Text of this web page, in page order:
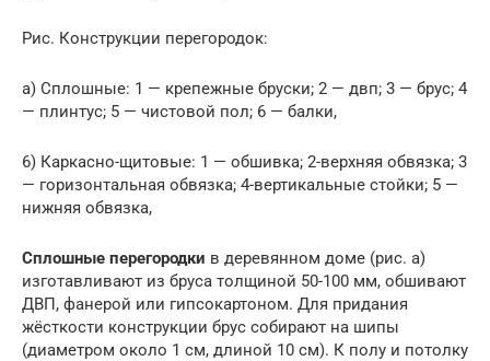
Рис. Конструкции перегородок:
а) Сплошные: 1 — крепежные бруски; 2 — двп; 3 — брус; 4
— плинтус; 5 — чистовой пол; 6 — балки,
6) Каркасно-щитовые: 1 — обшивка; 2-верхняя обвязка; 3
— горизонтальная обвязка; 4-вертикальные стойки; 5 —
нижняя обвязка,
Сплошные перегородки в деревянном доме (рис. а)
изготавливают из бруса толщиной 50-100 мм, обшивают
ДВП, фанерой или гипсокартоном. Для придания
жёсткости конструкции брус собирают на шипы
(диаметром около 1 см, длиной 10 см). К полу и потолку